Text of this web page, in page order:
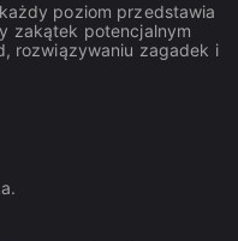
poziom przedstawia
zakątek potencjalnym
rozwiązywaniu zagadek i